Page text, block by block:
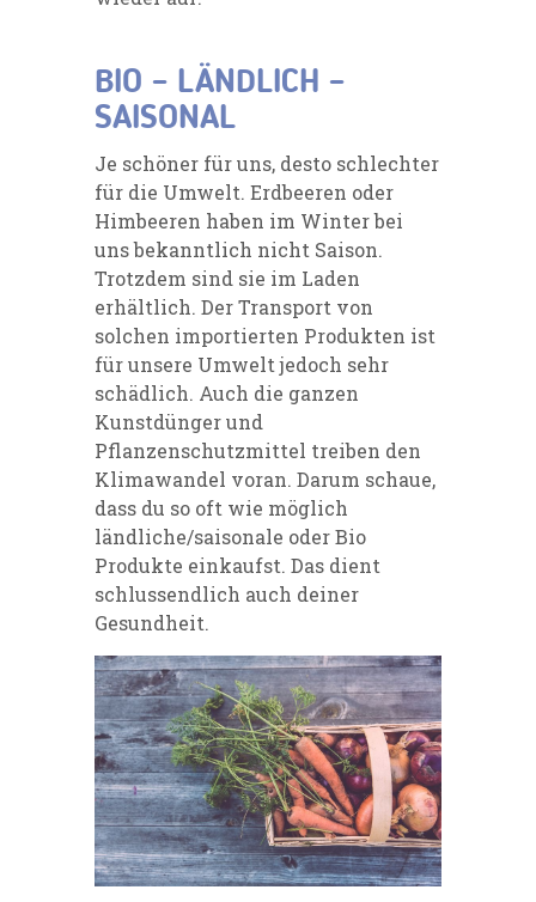
BIO – LÄNDLICH –
SAISONAL
Je schöner für uns, desto schlechter
für die Umwelt. Erdbeeren oder
Himbeeren haben im Winter bei
uns bekanntlich nicht Saison.
Trotzdem sind sie im Laden
erhältlich. Der Transport von
solchen importierten Produkten ist
für unsere Umwelt jedoch sehr
schädlich. Auch die ganzen
Kunstdünger und
Pflanzenschutzmittel treiben den
Klimawandel voran. Darum schaue,
dass du so oft wie möglich
ländliche/saisonale oder Bio
Produkte einkaufst. Das dient
schlussendlich auch deiner
Gesundheit.